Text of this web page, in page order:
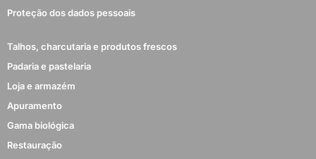
Proteção dos dados pessoais
Talhos, charcutaria e produtos frescos
Padaria e pastelaria
Loja e armazém
Apuramento
Gama biológica
Restauração